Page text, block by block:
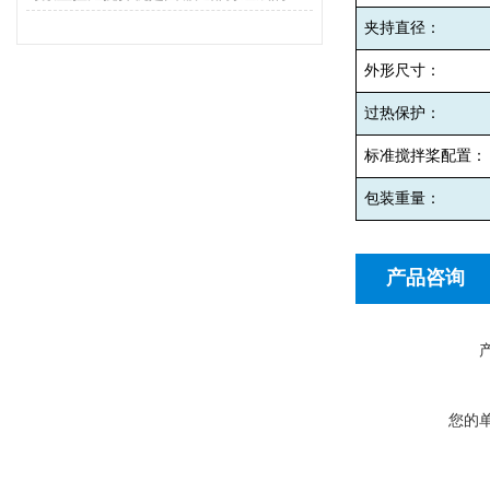
夹持直径：
外形尺寸：
过热保护：
标准搅拌桨配置：
包装重量：
产品咨询
您的